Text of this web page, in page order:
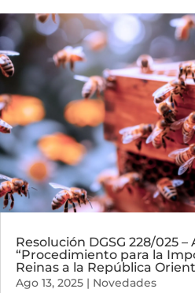
Resolución DGSG 228/025
“Procedimiento para la
Reinas a la República
Ago 13, 2025 | Novedades